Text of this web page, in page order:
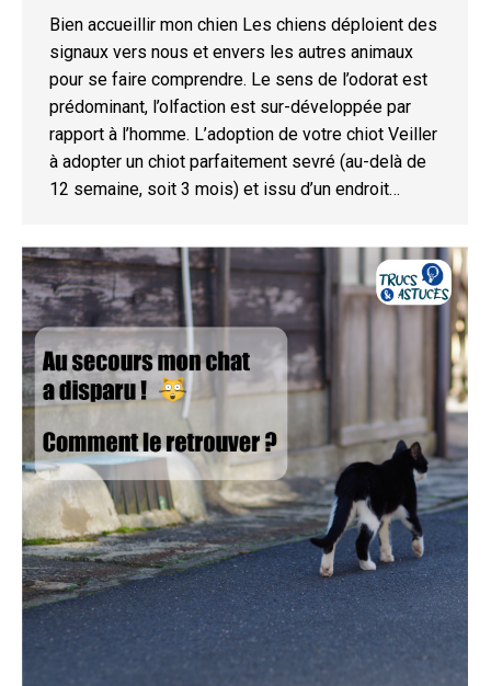
Bien accueillir mon chien Les chiens déploient des
signaux vers nous et envers les autres animaux
pour se faire comprendre. Le sens de l’odorat est
prédominant, l’olfaction est sur-développée par
rapport à l’homme. L’adoption de votre chiot Veiller
à adopter un chiot parfaitement sevré (au-delà de
12 semaine, soit 3 mois) et issu d’un endroit…